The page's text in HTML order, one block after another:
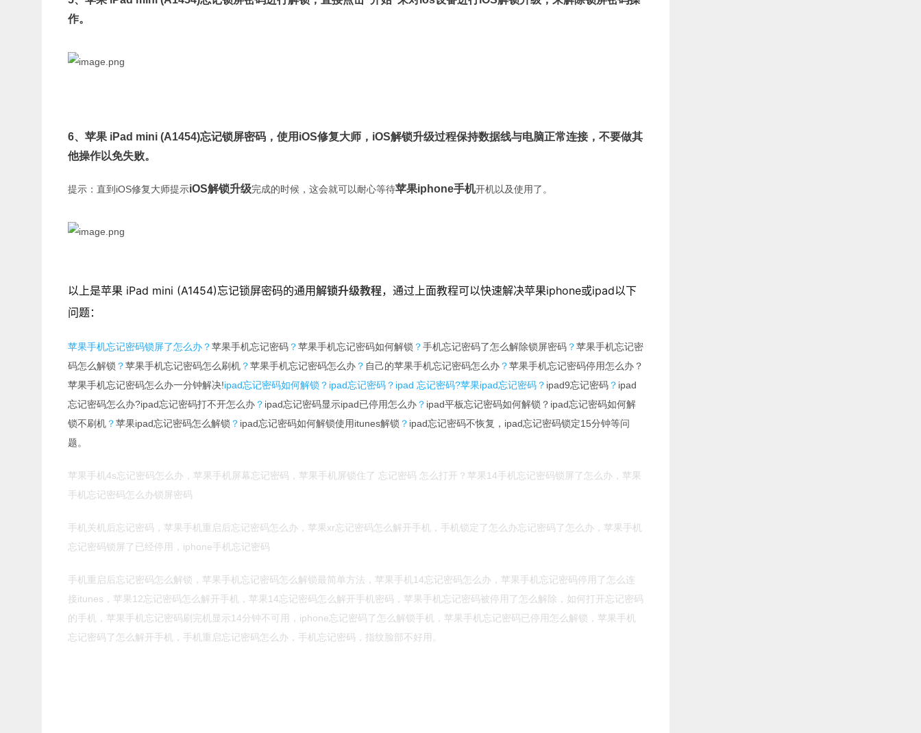
作。
6、苹果 iPad mini (A1454)忘记锁屏密码，使用iOS修复大师， iOS解锁升级过程保持数据线与电脑正常连接，不要做其
他操作以免失败。
提示：直到iOS修复大师提示iOS解锁升级完成的时候，这会就可以耐心等待苹果iphone手机开机以及使用了。
以上是苹果 iPad mini (A1454)忘记锁屏密码的通用解锁升级教程，通过上面教程可以快速解决苹果iphone或ipad以下
问题：
苹果手机忘记密码锁屏了怎么办 ？苹果手机忘记密码 ？苹果手机忘记密码如何解锁 ？手机忘记密码了怎么解除锁屏密码 ？苹果手机忘记密
码怎么解锁 ？苹果手机忘记密码怎么刷机 ？苹果手机忘记密码怎么办 ？ 自己的苹果手机忘记密码怎么办 ？苹果手机忘记密码停用怎么办？
苹果手机忘记密码怎么办一分钟解决!ipad忘记密码如何解锁？ipad忘记密码？ipad 忘记密码?苹果ipad忘记密码 ？ ipad9忘记密码 ？ ipad
忘记密码怎么办?ipad忘记密码打不开怎么办 ？ ipad忘记密码显示ipad已停用怎么办 ？ ipad平板忘记密码如何解锁？ipad忘记密码如何解
锁不刷机 ？苹果ipad忘记密码怎么解锁 ？ ipad忘记密码如何解锁使用itunes解锁 ？ ipad忘记密码不恢复，ipad忘记密码锁定15分钟等问
题。
苹果手机4s忘记密码怎么办，苹果手机屏幕忘记密码，苹果手机屏锁住了 忘记密码 怎么打开？苹果14手机忘记密码锁屏了怎么办，苹果
手机忘记密码怎么办锁屏密码
手机关机后忘记密码，苹果手机重启后忘记密码怎么办，苹果xr忘记密码怎么解开手机，手机锁定了怎么办忘记密码了怎么办，苹果手机
忘记密码锁屏了已经停用，iphone手机忘记密码
手机重启后忘记密码怎么解锁，苹果手机忘记密码怎么解锁最简单方法，苹果手机14忘记密码怎么办，苹果手机忘记密码停用了怎么连
接itunes，苹果12忘记密码怎么解开手机，苹果14忘记密码怎么解开手机密码，苹果手机忘记密码被停用了怎么解除，如何打开忘记密码
的手机，苹果手机忘记密码刷完机显示14分钟不可用，iphone忘记密码了怎么解锁手机，苹果手机忘记密码已停用怎么解锁，苹果手机
忘记密码了怎么解开手机
， 手机重启忘记密码怎么办，手机忘记密码，指纹脸部不好用。